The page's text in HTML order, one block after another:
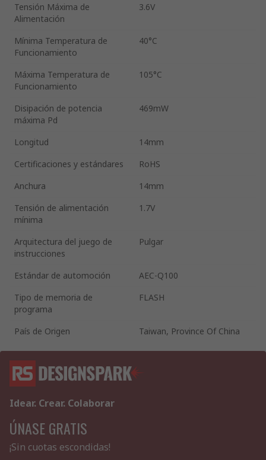
Tensión Máxima de
Alimentación
3.6V
Mínima Temperatura de
Funcionamiento
40°C
Máxima Temperatura de
Funcionamiento
105°C
Disipación de potencia
máxima Pd
469mW
Longitud
14mm
Certificaciones y estándares
RoHS
Anchura
14mm
Tensión de alimentación
mínima
1.7V
Arquitectura del juego de
instrucciones
Pulgar
Estándar de automoción
AEC-Q100
Tipo de memoria de
programa
FLASH
País de Origen Taiwan, Province Of China
Idear. Crear. Colaborar
ÚNASE GRATIS
¡Sin cuotas escondidas!